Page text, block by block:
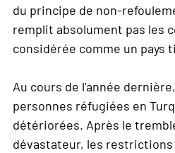
du principe de non-
remplit absolument pas les
considérée comme un pays
Au cours de l’année
personnes réfugiées en
détériorées. Après le
dévastateur, les